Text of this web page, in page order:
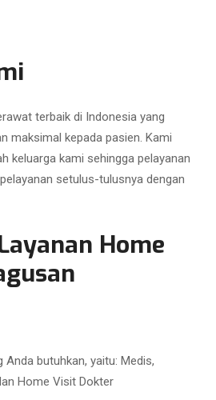
terbaik di Indonesia yang
maksimal kepada pasien. Kami
keluarga kami sehingga pelayanan
setulus-tulusnya dengan
Home
Anda butuhkan, yaitu: Medis,
Home Visit Dokter